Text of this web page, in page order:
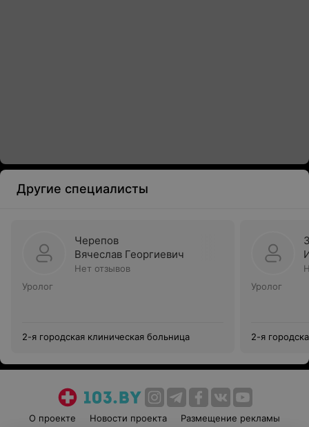
Другие специалисты
Черепов
Вячеслав Георгиевич
Нет отзывов
Уролог
2-я городская клиническая больница
Уролог
2-я
О проекте Новости проекта Размещение рекламы